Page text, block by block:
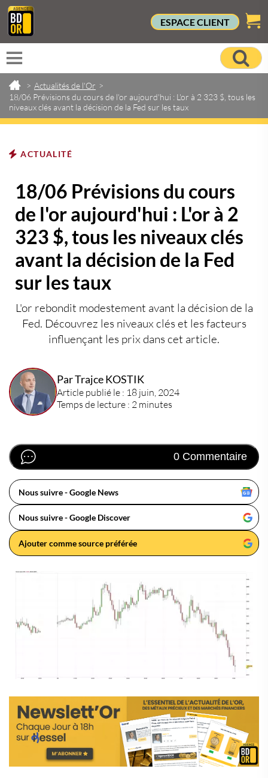
ESPACE CLIENT
> Actualités de l'Or >
18/06 Prévisions du cours de l'or aujourd'hui : L'or à 2 323 $, tous les
niveaux clés avant la décision de la Fed sur les taux
ACTUALITÉ
18/06 Prévisions du cours
de l'or aujourd'hui : L'or à 2
323 $, tous les niveaux clés
avant la décision de la Fed
sur les taux
L'or rebondit modestement avant la décision de la
Fed. Découvrez les niveaux clés et les facteurs
influençant les prix dans cet article.
Par Trajce KOSTIK
Article publié le : 18 juin, 2024
Temps de lecture : 2 minutes
0 Commentaire
Nous suivre - Google News
Nous suivre - Google Discover
Ajouter comme source préférée